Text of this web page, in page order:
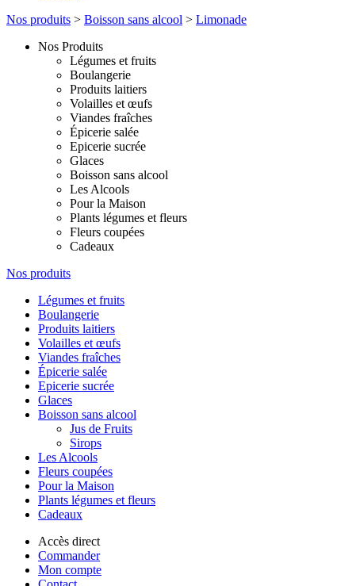
Nos produits > Boisson sans alcool > Limonade
Nos Produits
Légumes et fruits
Boulangerie
Produits laitiers
Volailles et œufs
Viandes fraîches
Épicerie salée
Epicerie sucrée
Glaces
Boisson sans alcool
Les Alcools
Pour la Maison
Plants légumes et fleurs
Fleurs coupées
Cadeaux
Nos produits
Légumes et fruits
Boulangerie
Produits laitiers
Volailles et œufs
Viandes fraîches
Épicerie salée
Epicerie sucrée
Glaces
Boisson sans alcool
Jus de Fruits
Sirops
Les Alcools
Fleurs coupées
Pour la Maison
Plants légumes et fleurs
Cadeaux
Accès direct
Commander
Mon compte